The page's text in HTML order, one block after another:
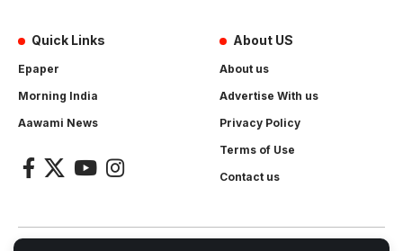
Quick Links
Epaper
Morning India
Aawami News
About US
About us
Advertise With us
Privacy Policy
Terms of Use
Contact us